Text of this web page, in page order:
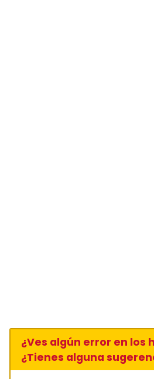
¿Ves algún error en los
¿Tienes alguna